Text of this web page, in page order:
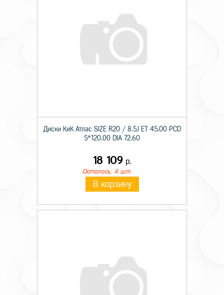
Диски КиК Атлас SIZE R20 / 8.5J ET 45.00 PCD
5*120.00 DIA 72.60
18 109р.
Осталось: 4 шт.
В корзину